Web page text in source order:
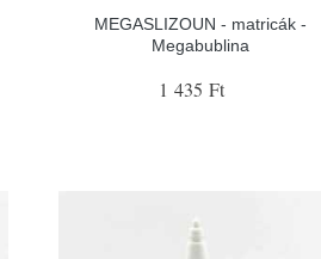
MEGASLIZOUN - matricák -
Megabublina
1 435 Ft